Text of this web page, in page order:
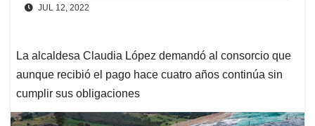
JUL 12, 2022
La alcaldesa Claudia López demandó al consorcio que
aunque recibió el pago hace cuatro años continúa sin
cumplir sus obligaciones